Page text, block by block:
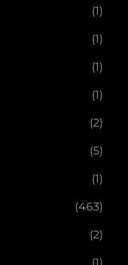
(1)
(1)
(1)
(1)
(2)
(5)
(1)
(463)
(2)